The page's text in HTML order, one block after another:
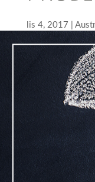
lis 4, 2017